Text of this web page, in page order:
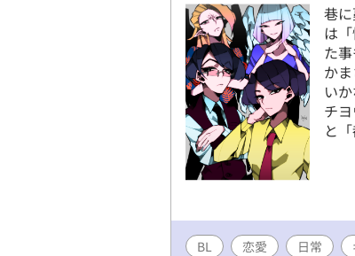
巷
は
た
か
い
チ
と
BL 恋愛 日常